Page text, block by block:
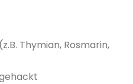
Thymian, Rosmarin,